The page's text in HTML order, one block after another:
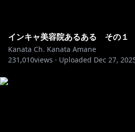
インキャ美容院あるある その１
Kanata Ch. Kanata Amane
231,010views · Uploaded Dec 27,